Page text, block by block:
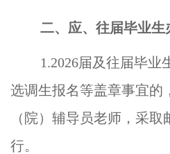
二、应、往届毕业生
1.2026届及往届毕业
选调生报名等盖章事宜的
（院）辅导员老师，采
行。